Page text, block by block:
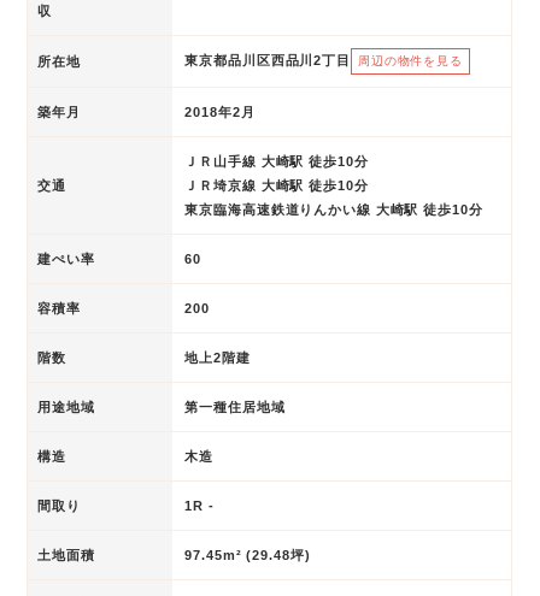
収
所在地 東京都品川区西品川2丁目 周辺の物件を見る
築年月 2018年2月
交通
ＪＲ山手線 大崎駅 徒歩10分
ＪＲ埼京線 大崎駅 徒歩10分
東京臨海高速鉄道りんかい線 大崎駅 徒歩10分
建ぺい率 60
容積率 200
階数 地上2階建
用途地域 第一種住居地域
構造 木造
間取り 1R -
土地面積 97.45m² (29.48坪)